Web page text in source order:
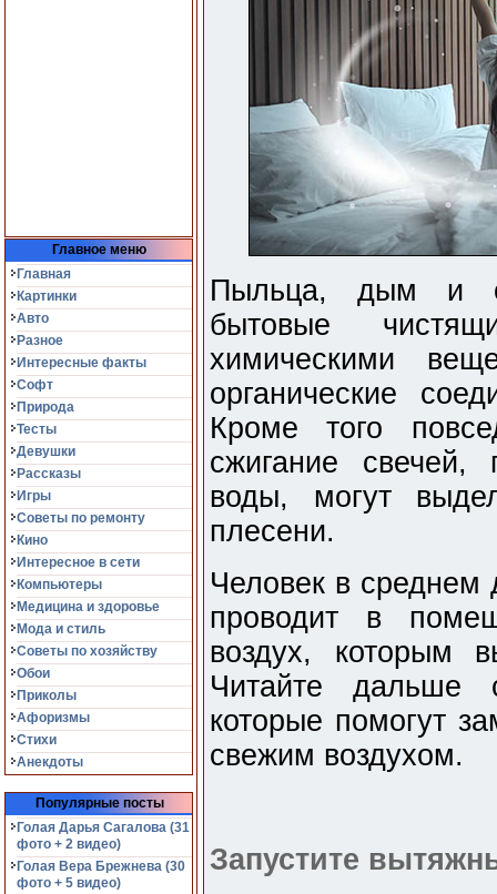
Главное меню
Главная
Картинки
Авто
Разное
Интересные факты
Софт
Природа
Тесты
Девушки
Рассказы
Игры
Советы по ремонту
Кино
Интересное в сети
Компьютеры
Медицина и здоровье
Мода и стиль
Советы по хозяйству
Обои
Приколы
Афоризмы
Стихи
Анекдоты
Популярные посты
Голая Дарья Сагалова (31
фото + 2 видео)
Голая Вера Брежнева (30
фото + 5 видео)
Пыльца, дым и
бытовые
химическими
органические
Кроме того
сжигание свечей,
воды, могут
плесени.
Человек в среднем
проводит в
воздух,
Читайте дальше
которые помогут
свежим воздухом.
Запустите